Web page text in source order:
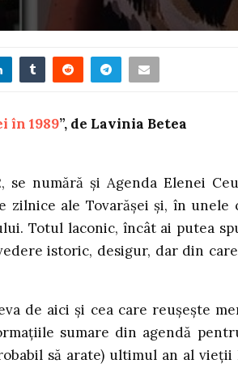
în 1989”, de Lavinia Betea
numără și Agenda Elenei
ale Tovarășei și, în unele
Totul laconic, încât ai putea
istoric, desigur, dar din
de aici și cea care reușește
sumare din agendă
să arate) ultimul an al vieții